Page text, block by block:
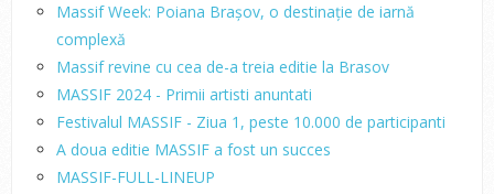
Massif Week: Poiana Brașov, o destinație de iarnă
complexă
Massif revine cu cea de-a treia editie la Brasov
MASSIF 2024 - Primii artisti anuntati
Festivalul MASSIF - Ziua 1, peste 10.000 de participanti
A doua editie MASSIF a fost un succes
MASSIF-FULL-LINEUP